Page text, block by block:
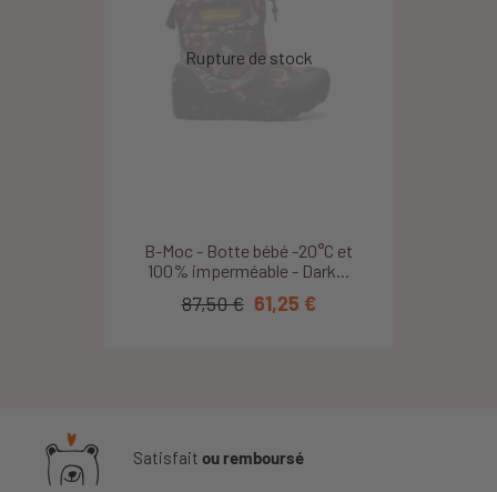
B-Moc - Botte bébé -20°C et
100% imperméable - Dark...
87,50 € 61,25 €
Satisfait ou remboursé